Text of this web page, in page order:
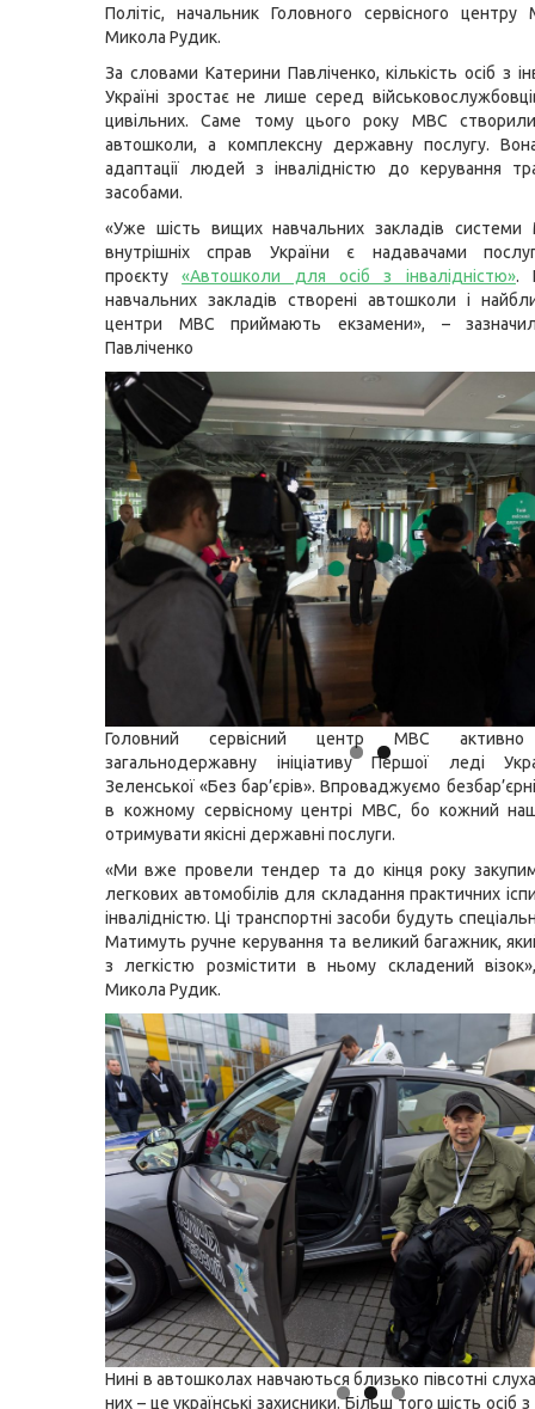
Політіс, начальник Головного сервісного центру
Микола Рудик.
За словами Катерини Павліченко, кількість осіб з
Україні зростає не лише серед
цивільних. Саме тому цього року МВС
автошколи, а комплексну державну послугу.
адаптації людей з інвалідністю до керування
засобами.
«Уже шість вищих навчальних закладів системи
внутрішніх справ України є надавачами
проєкту«Автошколи для осіб з інвалідністю».
навчальних закладів створені автошколи і
центри МВС приймають екзамени», –
Павліченко
Головний сервісний центр МВС активно
загальнодержавну ініціативу Першої леді
Зеленської «Без бар’єрів». Впроваджуємо
в кожному сервісному центрі МВС, бо кожний
отримувати якісні державні послуги.
«Ми вже провели тендер та до кінця року
легкових автомобілів для складання практичних
інвалідністю. Ці транспортні засоби будуть
Матимуть ручне керування та великий багажник,
з легкістю розмістити в ньому складений
Микола Рудик.
Нині в автошколах навчаються близько півсотні
них – це українські захисники. Більш того шість осіб з